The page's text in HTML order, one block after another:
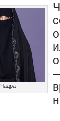
Чадра